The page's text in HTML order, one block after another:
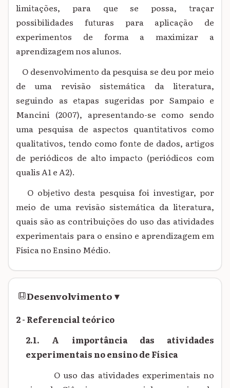
limitações, para que se possa, traçar
possibilidades futuras para aplicação de
experimentos de forma a maximizar a
aprendizagem nos alunos.
O desenvolvimento da pesquisa se deu por meio
de uma revisão sistemática da literatura,
seguindo as etapas sugeridas por Sampaio e
Mancini (2007), apresentando-se como sendo
uma pesquisa de aspectos quantitativos como
qualitativos, tendo como fonte de dados, artigos
de periódicos de alto impacto (periódicos com
qualis A1 e A2).
O objetivo desta pesquisa foi investigar, por
meio de uma revisão sistemática da literatura,
quais são as contribuições do uso das atividades
experimentais para o ensino e aprendizagem em
Física no Ensino Médio.
Desenvolvimento▾
2 - Referencial teórico
2.1. A importância das atividades
experimentais no ensino de Física
O uso das atividades experimentais no